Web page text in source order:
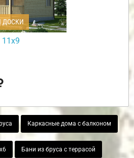
ДОСКИ
Каркасные дома с балконом
Бани из бруса с террасой